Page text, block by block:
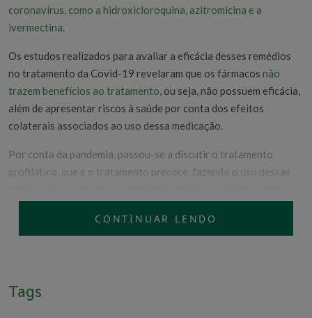
coronavírus, como a hidroxicloroquina, azitromicina e a
ivermectina.
Os estudos realizados para avaliar a eficácia desses remédios
no tratamento da Covid-19 revelaram que os fármacos não
trazem benefícios ao tratamento, ou seja, não possuem eficácia,
além de apresentar riscos à saúde por conta dos efeitos
colaterais associados ao uso dessa medicação.
Por conta da pandemia, passou-se a discutir o tratamento
profilático, que é o tratamento precoce, fazendo o uso dessas
que justifiquem o uso. Assim, muitas pessoas passaram a adquirir
Vida, Dr. Matheus Todt, discutiu o assunto.
CONTINUAR LENDO
Tags